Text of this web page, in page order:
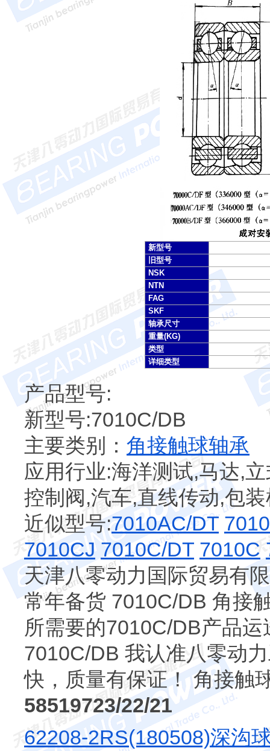
新型号
旧型号
NSK
NTN
FAG
SKF
轴承尺寸
重量(KG)
类型
详细类型
产品型号:
新型号:7010C/DB
主要类别： 角接触球轴承
应用行业:海洋测试,马达,
控制阀,汽车,直线传动,包
近似型号:7010AC/DT
7010CJ 7010C/DT 7010C
天津八零动力国际贸易有
常年备货 7010C/DB 角接
所需要的7010C/DB产品
7010C/DB 我认准八零动
快，质量有保证！ 角接触
58519723/22/21
62208-2RS(180508)深沟